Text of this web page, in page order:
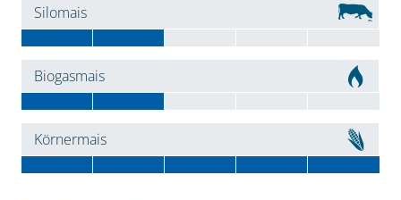
Silomais
Biogasmais
Körnermais